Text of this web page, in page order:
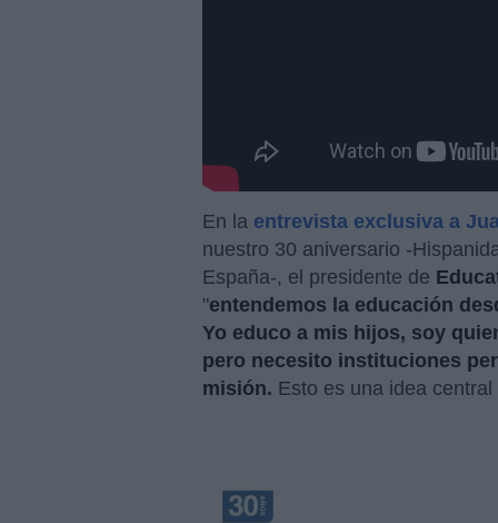
En la entrevista exclusiva a
nuestro 30 aniversario -
España-, el presidente de
"entendemos la educación
Yo educo a mis hijos, soy
pero necesito instituciones
misión. Esto es una idea